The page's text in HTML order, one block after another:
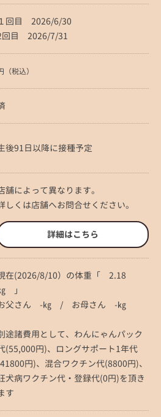
回目 2026/6/30
回目 2026/7/31
（税込）
後91日以降に接種予定
舗によって異なります。
しくは店舗へお問合せください。
詳細はこちら
在(2026/8/10）の体重「 2.18
」
父さん -㎏ / お母さん -㎏
途諸費用として、わんにゃんパック
(55,000円)、ロングサポート1年代
円)、混合ワクチン代(8800円)、
犬病ワクチン代・登録代(0円)を頂き
す